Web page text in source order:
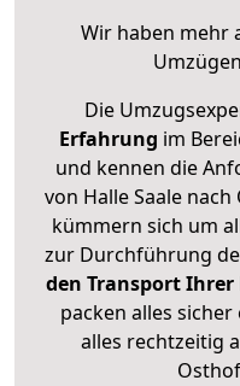
Wir haben mehr
Die
Erfahrung im
und kennen die
von Halle Saale
kümmern sich um
zur Durchführung
den Transport
packen alles
alles rechtzeitig